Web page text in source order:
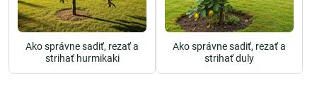
Ako správne sadiť, rezať a
strihať hurmikaki
Ako správne sadiť, rezať a
strihať duly